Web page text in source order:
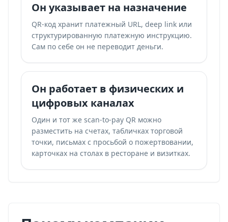
Он указывает на назначение
QR-код хранит платежный URL, deep link или
структурированную платежную инструкцию.
Сам по себе он не переводит деньги.
Он работает в физических и
цифровых каналах
Один и тот же scan-to-pay QR можно
разместить на счетах, табличках торговой
точки, письмах с просьбой о пожертвовании,
карточках на столах в ресторане и визитках.